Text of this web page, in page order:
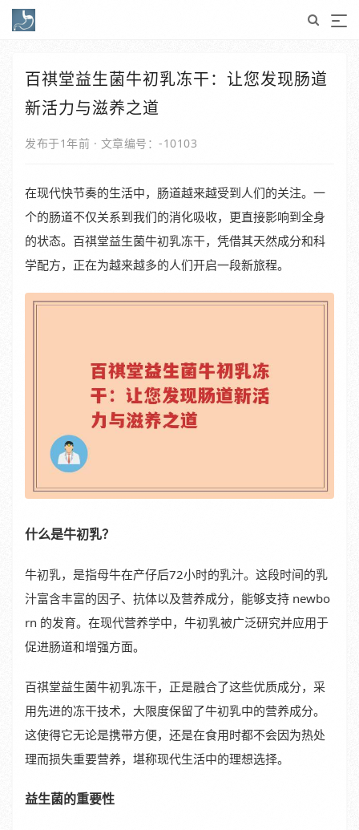
百祺堂益生菌牛初乳冻干：让您发现肠道
新活力与滋养之道
发布于1年前 · 文章编号：-10103
在现代快节奏的生活中，肠道越来越受到人们的关注。一
个的肠道不仅关系到我们的消化吸收，更直接影响到全身
的状态。百祺堂益生菌牛初乳冻干，凭借其天然成分和科
学配方，正在为越来越多的人们开启一段新旅程。
什么是牛初乳？
牛初乳，是指母牛在产仔后72小时的乳汁。这段时间的乳
汁富含丰富的因子、抗体以及营养成分，能够支持 newbo
rn 的发育。在现代营养学中，牛初乳被广泛研究并应用于
促进肠道和增强方面。
百祺堂益生菌牛初乳冻干，正是融合了这些优质成分，采
用先进的冻干技术，大限度保留了牛初乳中的营养成分。
这使得它无论是携带方便，还是在食用时都不会因为热处
理而损失重要营养，堪称现代生活中的理想选择。
益生菌的重要性